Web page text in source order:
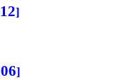
12
06